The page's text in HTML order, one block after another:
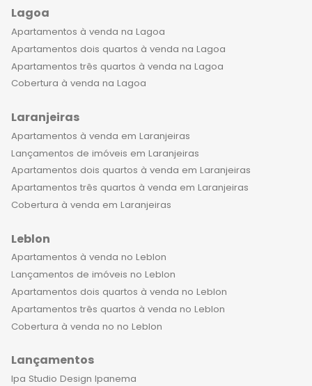
todas as suas expectativas. Entre em
contato agora e agende uma visita
aos apartamentos de luxo à venda no
Jardim Botânico. Aqui, você
encontrará um lar que supera todas
uma experiência única de sofisticação
e conforto. Seja bem-vindo ao seu
novo lar!
Lagoa
Apartamentos à venda na Lagoa
Apartamentos dois quartos à venda na Lagoa
Apartamentos três quartos à venda na Lagoa
Cobertura à venda na Lagoa
Laranjeiras
Apartamentos à venda em Laranjeiras
Lançamentos de imóveis em Laranjeiras
Apartamentos dois quartos à venda em Laranjeiras
Apartamentos três quartos à venda em Laranjeiras
Cobertura à venda em Laranjeiras
Leblon
Apartamentos à venda no Leblon
Lançamentos de imóveis no Leblon
Apartamentos dois quartos à venda no Leblon
Apartamentos três quartos à venda no Leblon
Cobertura à venda no no Leblon
Lançamentos
Ipa Studio Design Ipanema